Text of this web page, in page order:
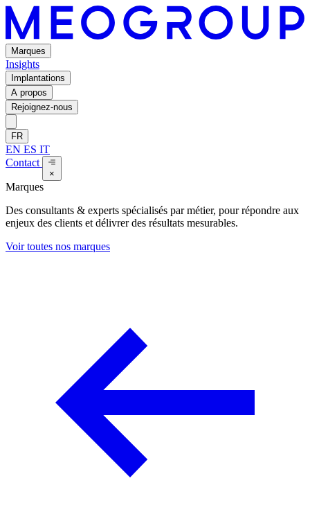
Marques
Insights
Implantations
A propos
Rejoignez-nous
FR
EN ES IT
Contact
×
Marques
Des consultants & experts spécialisés par métier, pour répondre aux
enjeux des clients et délivrer des résultats mesurables.
Voir toutes nos marques